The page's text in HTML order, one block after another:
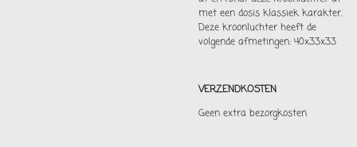
met een dosis klassiek karakter.
Deze kroonluchter heeft de
volgende afmetingen: 40x33x33
VERZENDKOSTEN
Geen extra bezorgkosten